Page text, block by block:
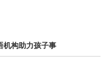
机构助力孩子事